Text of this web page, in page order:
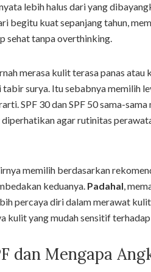
lebih halus dari yang
begitu kuat sepanjang tahun,
sehat tanpa overthinking.
merasa kulit terasa panas
tabir surya. Itu sebabnya memilih
SPF 30 dan SPF 50 sama-
diperhatikan agar rutinitas
memilih berdasarkan
keduanya. Padahal,
percaya diri dalam merawat
kulit yang mudah sensitif
dan Mengapa